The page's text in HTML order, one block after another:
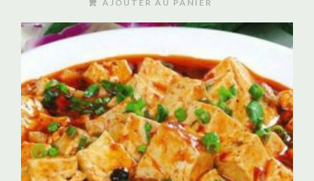
AJOUTER AU PANIER